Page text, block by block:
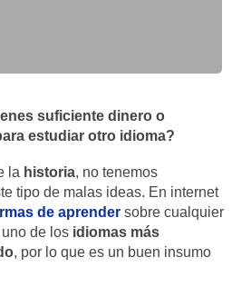
suficiente dinero o
estudiar otro idioma?
la historia, no tenemos
tipo de malas ideas. En internet
de aprender sobre cualquier
de los idiomas más
, por lo que es un buen insumo